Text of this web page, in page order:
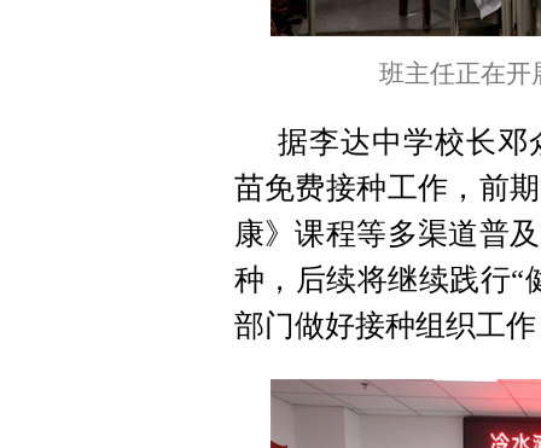
班主任正在开
据李达中学校长邓
苗免费接种工作，前
康》课程等多渠道普
种，后续将继续践行“
部门做好接种组织工